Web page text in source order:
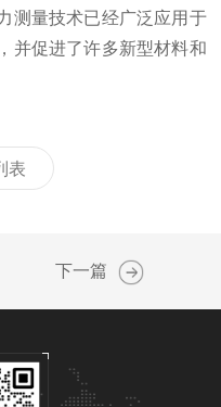
测量技术已经广泛应用于
并促进了许多新型材料和
表
下一篇